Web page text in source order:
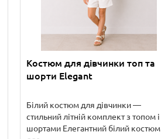
Костюм для дівчинки топ та
шорти Elegant
Білий костюм для дівчинки —
стильний літній комплект з топом і
шортами Елегантний білий костюм